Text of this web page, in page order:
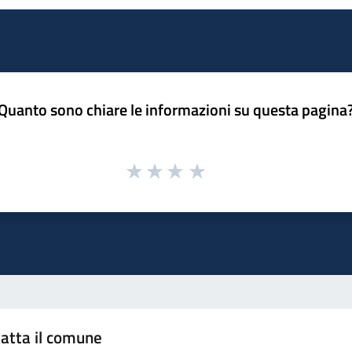
sono chiare le informazioni su questa
il comune